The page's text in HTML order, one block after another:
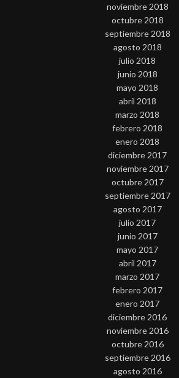
noviembre 2018
octubre 2018
septiembre 2018
agosto 2018
julio 2018
junio 2018
mayo 2018
abril 2018
marzo 2018
febrero 2018
enero 2018
diciembre 2017
noviembre 2017
octubre 2017
septiembre 2017
agosto 2017
julio 2017
junio 2017
mayo 2017
abril 2017
marzo 2017
febrero 2017
enero 2017
diciembre 2016
noviembre 2016
octubre 2016
septiembre 2016
agosto 2016